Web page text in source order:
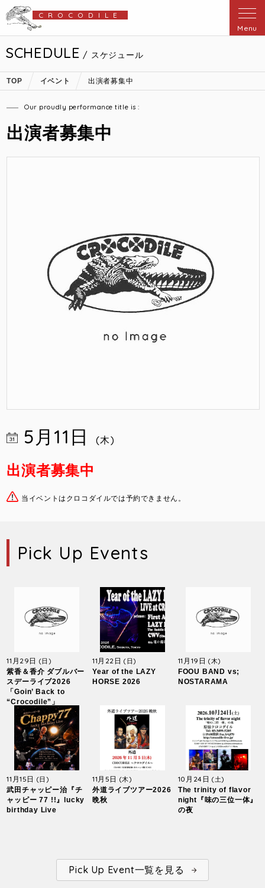
CROCODILE
Menu
SCHEDULE / スケジュール
TOP イベント 出演者募集中
Our proudly performance title is :
出演者募集中
5月11日 (木)
出演者募集中
当イベントはクロコダイルでは予約できません。
Pick Up Events
11月29日 (日)
紫香＆香介 ダブルバー
スデーライブ2026
「Goin’ Back to
“Crocodile”」
11月22日(日)
Year of the LAZY
HORSE 2026
11月19日 (木)
FOOU BAND vs;
NOSTARAMA
11月15日 (日)
武田チャッピー治『チ
ャッピー 77 !!』lucky
birthday Live
11月5日 (木)
外道ライブツアー2026
晩秋
10月24日 (土)
The trinity of flavor
night『味の三位一体』
の夜
Pick Up Event一覧を見る